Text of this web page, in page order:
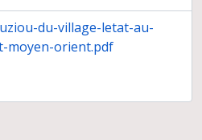
du-village-letat-au-
moyen-orient.pdf